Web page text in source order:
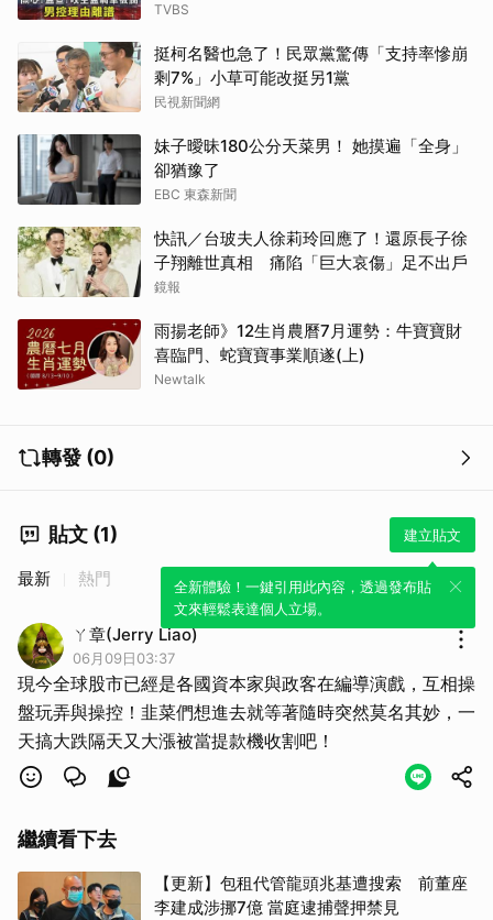
TVBS
挺柯名醫也急了！民眾黨驚傳「支持率慘崩
剩7%」小草可能改挺另1黨
民視新聞網
妹子曖昧180公分天菜男！ 她摸遍「全身」
卻猶豫了
EBC 東森新聞
快訊／台玻夫人徐莉玲回應了！還原長子徐
子翔離世真相 痛陷「巨大哀傷」足不出戶
鏡報
雨揚老師》12生肖農曆7月運勢：牛寶寶財
喜臨門、蛇寶寶事業順遂(上)
Newtalk
轉發 (0)
貼文 (1) 建立貼文
全新體驗！一鍵引用此內容，透過發布貼
文來輕鬆表達個人立場。
最新 熱門
ㄚ章(Jerry Liao)
06月09日03:37
現今全球股市已經是各國資本家與政客在編導演戲，互相操
盤玩弄與操控！韭菜們想進去就等著隨時突然莫名其妙，一
天搞大跌隔天又大漲被當提款機收割吧！
繼續看下去
【更新】包租代管龍頭兆基遭搜索 前董座
李建成涉挪7億 當庭逮捕聲押禁見
取消